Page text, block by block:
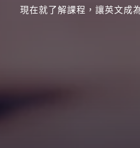
現在就了解課程，讓英文成